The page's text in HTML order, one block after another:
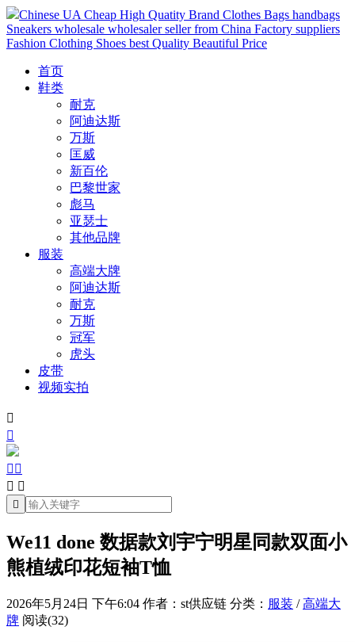
Chinese UA Cheap High Quatity Brand Clothes Bags handbags
Sneakers wholesale wholesaler seller from China Factory suppliers
Fashion Clothing Shoes best Quality Beautiful Price
首页
鞋类
耐克
阿迪达斯
万斯
匡威
新百伦
巴黎世家
彪马
亚瑟士
其他品牌
服装
高端大牌
阿迪达斯
耐克
万斯
冠军
虎头
皮带
视频实拍


 
 

We11 done 数据款刘宇宁明星同款双面小
熊植绒印花短袖T恤
2026年5月24日 下午6:04 作者：st供应链 分类： 服装 /高端大
牌 阅读(32)